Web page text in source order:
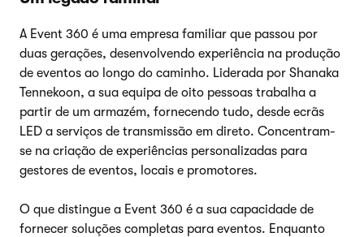
A Event 360 é uma empresa familiar que passou por
duas gerações, desenvolvendo experiência na produção
de eventos ao longo do caminho. Liderada por Shanaka
Tennekoon, a sua equipa de oito pessoas trabalha a
partir de um armazém, fornecendo tudo, desde ecrãs
LED a serviços de transmissão em direto. Concentram-
se na criação de experiências personalizadas para
gestores de eventos, locais e promotores.
O que distingue a Event 360 é a sua capacidade de
fornecer soluções completas para eventos. Enquanto